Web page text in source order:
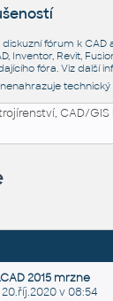
diskuzní fórum k
Inventor, Revit,
fóra. Viz další
CAD/GIS
2015 mrzne
v 08:54